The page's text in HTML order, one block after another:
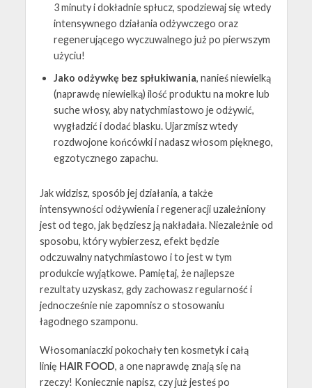
3 minuty i dokładnie spłucz, spodziewaj się wtedy
intensywnego działania odżywczego oraz
regenerującego wyczuwalnego już po pierwszym
użyciu!
Jako odżywkę bez spłukiwania, nanieś niewielką
(naprawdę niewielką) ilość produktu na mokre lub
suche włosy, aby natychmiastowo je odżywić,
wygładzić i dodać blasku. Ujarzmisz wtedy
rozdwojone końcówki i nadasz włosom pięknego,
egzotycznego zapachu.
Jak widzisz, sposób jej działania, a także
intensywności odżywienia i regeneracji uzależniony
jest od tego, jak będziesz ją nakładała. Niezależnie od
sposobu, który wybierzesz, efekt będzie
odczuwalny natychmiastowo i to jest w tym
produkcie wyjątkowe. Pamiętaj, że najlepsze
rezultaty uzyskasz, gdy zachowasz regularność i
jednocześnie nie zapomnisz o stosowaniu
łagodnego szamponu.
Włosomaniaczki pokochały ten kosmetyk i całą
linię HAIR FOOD, a one naprawdę znają się na
rzeczy! Koniecznie napisz, czy już jesteś po